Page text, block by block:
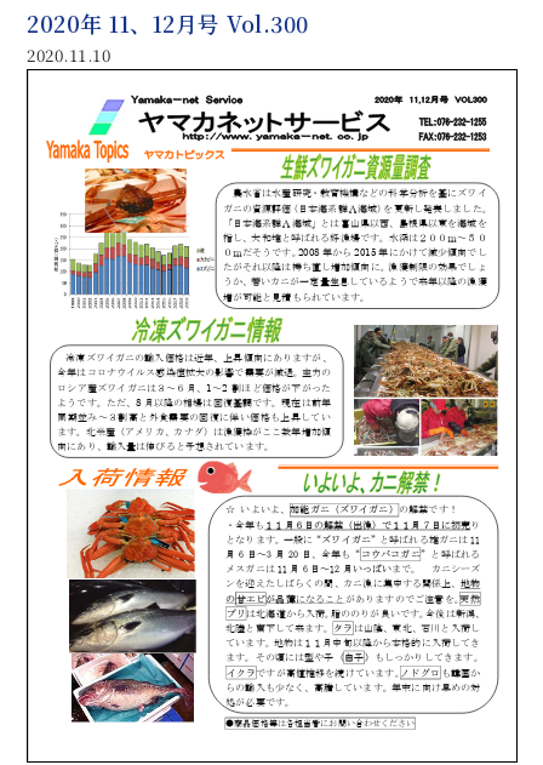
2020年 11、12月号 Vol.300
2020.11.10